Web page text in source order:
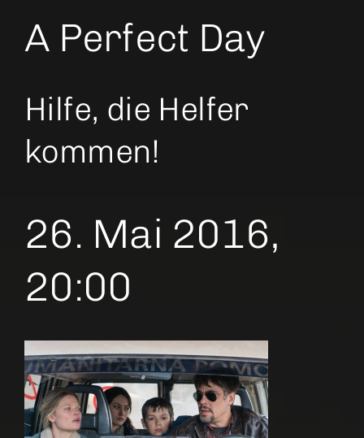
Kontakt
A Perfect Day
Hilfe, die Helfer
kommen!
26. Mai 2016,
20:00